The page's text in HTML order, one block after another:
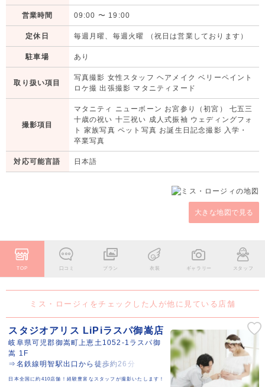
営業時間 09:00 〜 19:00
定休日 毎週月曜、毎週火曜 （祝日は営業しております）
駐車場 あり
取り扱い項目
写真撮影 女性スタッフ ヘアメイク ベリーペイント
ロケ撮 出張撮影 マタニティヌード
撮影項目
マタニティ ニューボーン お宮参り（初宮） 七五三
十歳の祝い 十三祝い 成人式振袖 ウェディングフォ
ト 家族写真 ペット写真 お誕生日記念撮影 入学・
卒業写真
対応可能言語 日本語
大きな地図で見る
TOP 口コミ プラン 衣装 ギャラリー スタッフ
ミス・ロージィをチェックした人が他に見ている店舗
スタジオアリス LiPiラスパ御嵩店
岐阜県可児郡御嵩町上恵土1052-1ラスパ御
嵩 1F
⇒名鉄線明智駅出口から徒歩約26分
日本全国に約410店舗！経験豊富なスタッフが撮影いたします！